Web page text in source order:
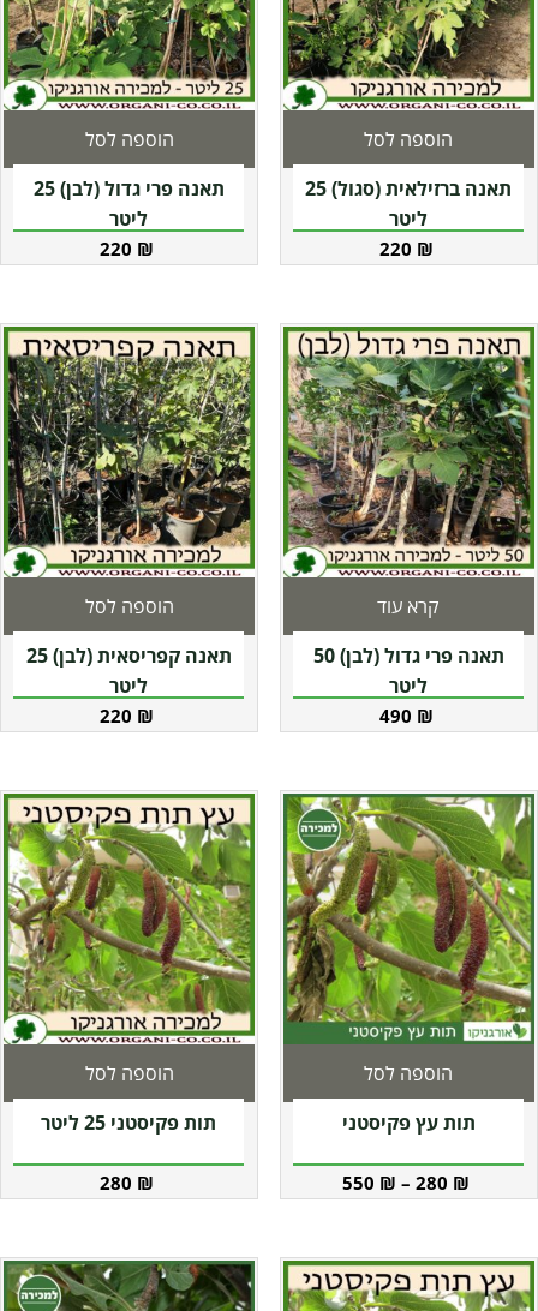
תאנה ברזילאית (סגול) 25
ליטר
220 ₪
הוספה לסל
תאנה פרי גדול (לבן) 25
ליטר
220 ₪
הוספה לסל
תאנה פרי גדול (לבן) 50
ליטר
490 ₪
קרא עוד
תאנה קפריסאית (לבן) 25
ליטר
220 ₪
הוספה לסל
תות עץ פקיסטני
280 ₪
–
550 ₪
הוספה לסל
תות פקיסטני 25 ליטר
280 ₪
הוספה לסל